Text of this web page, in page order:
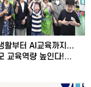
활부터 AI교육까지...
교육역량 높인다!…